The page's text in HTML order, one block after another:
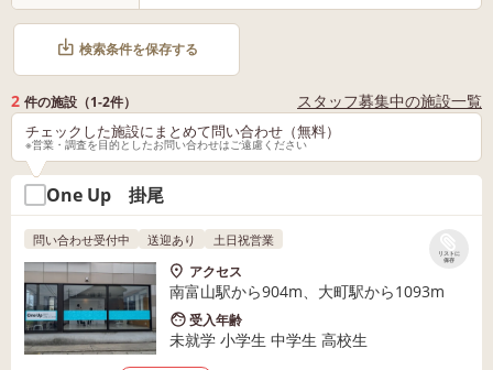
検索条件を保存する
2 件の施設（1-2件） スタッフ募集中の施設一覧
チェックした施設にまとめて問い合わせ（無料）
※営業・調査を目的としたお問い合わせはご遠慮ください
One Up 掛尾
リストに
保存
問い合わせ受付中 送迎あり 土日祝営業
アクセス
南富山駅から904m、大町駅から1093m
受入年齢
未就学 小学生 中学生 高校生